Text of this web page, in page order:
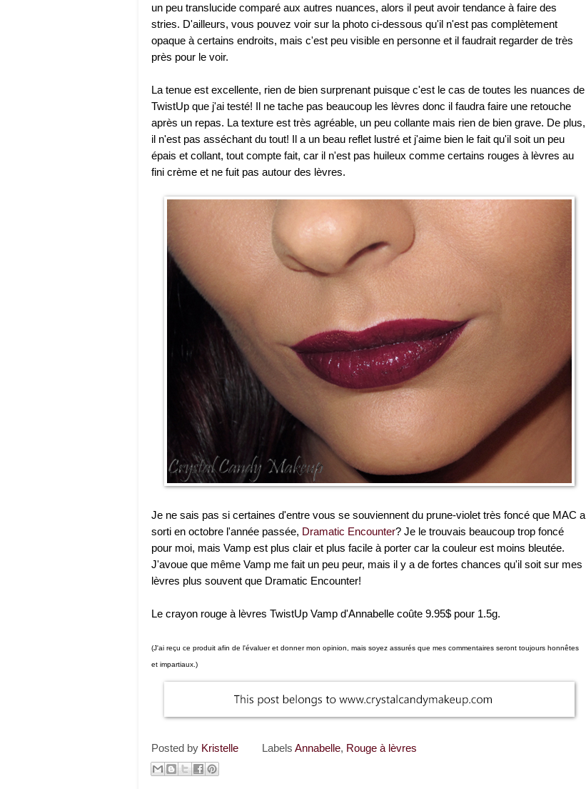
un peu translucide comparé aux autres nuances, alors il peut avoir tendance à faire des
stries. D'ailleurs, vous pouvez voir sur la photo ci-dessous qu'il n'est pas complètement
opaque à certains endroits, mais c'est peu visible en personne et il faudrait regarder de très
près pour le voir.
La tenue est excellente, rien de bien surprenant puisque c'est le cas de toutes les nuances de
TwistUp que j'ai testé! Il ne tache pas beaucoup les lèvres donc il faudra faire une retouche
après un repas. La texture est très agréable, un peu collante mais rien de bien grave. De plus,
il n'est pas asséchant du tout! Il a un beau reflet lustré et j'aime bien le fait qu'il soit un peu
épais et collant, tout compte fait, car il n'est pas huileux comme certains rouges à lèvres au
fini crème et ne fuit pas autour des lèvres.
Je ne sais pas si certaines d'entre vous se souviennent du prune-violet très foncé que MAC a
sorti en octobre l'année passée, Dramatic Encounter? Je le trouvais beaucoup trop foncé
pour moi, mais Vamp est plus clair et plus facile à porter car la couleur est moins bleutée.
J'avoue que même Vamp me fait un peu peur, mais il y a de fortes chances qu'il soit sur mes
lèvres plus souvent que Dramatic Encounter!
Le crayon rouge à lèvres TwistUp Vamp d'Annabelle coûte 9.95$ pour 1.5g.
(J'ai reçu ce produit afin de l'évaluer et donner mon opinion, mais soyez assurés que mes commentaires seront toujours honnêtes
et impartiaux.)
Posted by Kristelle LabelsAnnabelle, Rouge à lèvres